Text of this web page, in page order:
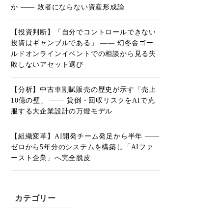
か ―― 敗者にならない資産形成論
【投資判断】「自分でコントロールできない
投資はギャンブルである」 ―― 幻冬舎ゴー
ルドオンラインイベントでの相談から見る失
敗しないアセット選び
【分析】中古車割賦販売の歴史が示す「売上
10億の壁」 ―― 貸倒・回収リスクをAIで克
服する大企業設計の万燈モデル
【組織変革】AI開発チーム発足から半年 ――
ゼロから5年分のシステムを構築し「AIファ
ースト企業」へ完全脱皮
カテゴリー